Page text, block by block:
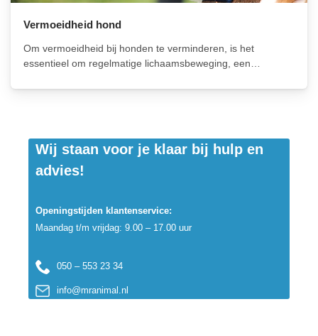
Vermoeidheid hond
Om vermoeidheid bij honden te verminderen, is het
essentieel om regelmatige lichaamsbeweging, een
Daarnaast is het belangrijk om mentale stimulatie te bieden
Wij staan voor je klaar bij hulp en
advies!
Openingstijden klantenservice:
Maandag t/m vrijdag: 9.00 – 17.00 uur
050 – 553 23 34
info@mranimal.nl